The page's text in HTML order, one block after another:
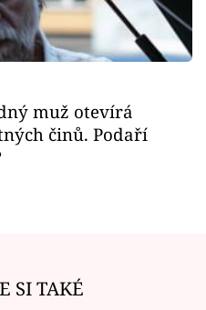
muž otevírá
činů. Podaří
SI TAKÉ